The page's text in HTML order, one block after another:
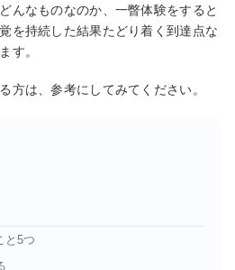
んなものなのか、一瞥体験をすると
を持続した結果たどり着く到達点な
す。
方は、参考にしてみてください。
と5つ